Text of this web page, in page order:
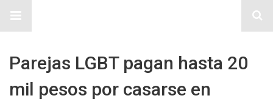
Parejas LGBT pagan hasta 20
mil pesos por casarse en